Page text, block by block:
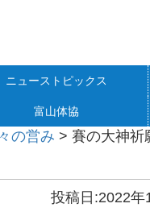
ニューストピックス
富山体協
の営み > 賽の大神祈
投稿日:2022年